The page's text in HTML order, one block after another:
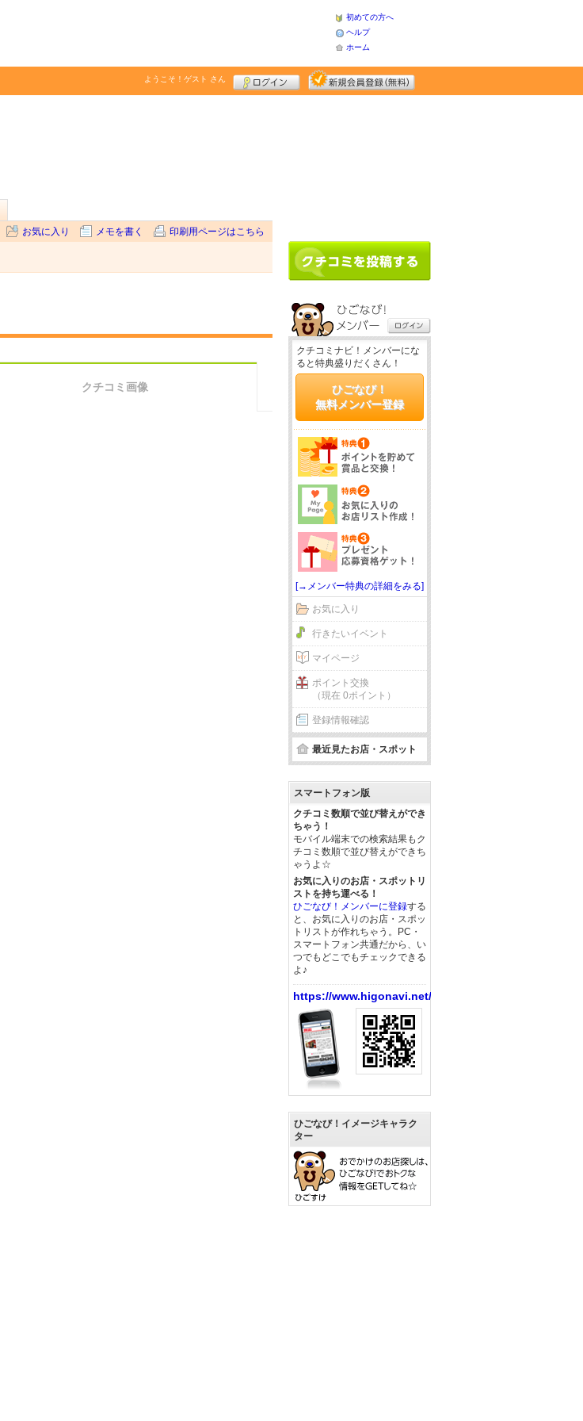
初めての方へ
ヘルプ
ホーム
ようこそ！ ゲスト さん
お気に入り メモを書く 印刷用ページはこちら
クチコミ画像
クチコミナビ！メンバーにな
ると特典盛りだくさん！
ひごなび！
無料メンバー登録
[→メンバー特典の詳細をみる]
お気に入り
行きたいイベント
マイページ
ポイント交換
（現在 0ポイント）
登録情報確認
最近見たお店・スポット
スマートフォン版
クチコミ数順で並び替えができ
ちゃう！
モバイル端末での検索結果もク
チコミ数順で並び替えができち
ゃうよ☆
お気に入りのお店・スポットリ
ストを持ち運べる！
ひごなび！メンバーに登録する
と、お気に入りのお店・スポッ
トリストが作れちゃう。PC・
スマートフォン共通だから、い
つでもどこでもチェックできる
よ♪
https://www.higonavi.net/
ひごなび！イメージキャラク
ター